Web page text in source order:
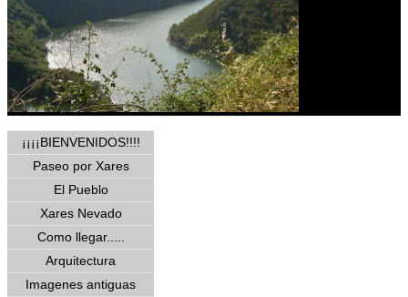
¡¡¡¡BIENVENIDOS!!!!
Paseo por Xares
El Pueblo
Xares Nevado
Como llegar.....
Arquitectura
Imagenes antiguas